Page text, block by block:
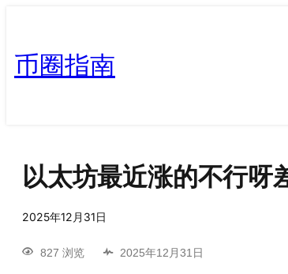
币圈指南
以太坊最近涨的不行
2025年12月31日
827 浏览 2025年12月31日